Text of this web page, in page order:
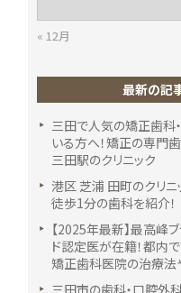
« 12月
最新の記
三田で人気の矯正歯科
いる方へ！矯正の専門
三田駅のクリニック
港区 芝浦 田町のクリ
徒歩1分の歯科を紹介！
【2025年最新】最高峰
ド認定医が在籍！都内
矯正歯科医院の治療法